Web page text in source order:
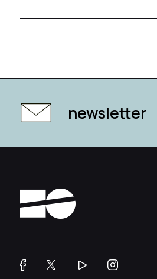
newsletter